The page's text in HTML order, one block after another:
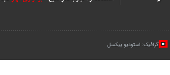
گرافیک: استودیو پیکسل